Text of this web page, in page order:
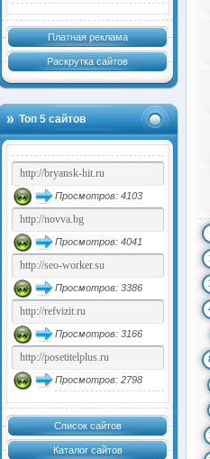
Платная реклама
Раскрутка сайтов
Топ 5 сайтов
Просмотров: 4103
Просмотров: 4041
Просмотров: 3386
Просмотров: 3166
Просмотров: 2798
Список сайтов
Каталог сайтов